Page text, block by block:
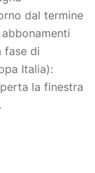
dal termine
fase di
Italia):
la finestra